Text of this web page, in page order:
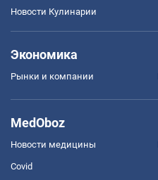
Новости Кулинарии
Экономика
Рынки и компании
MedOboz
Новости медицины
Covid